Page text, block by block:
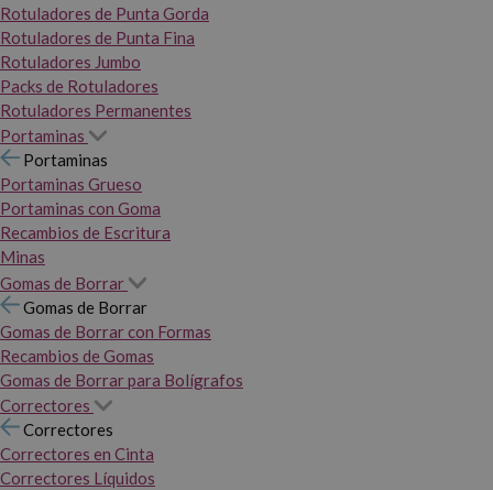
Rotuladores de Punta Gorda
Rotuladores de Punta Fina
Rotuladores Jumbo
Packs de Rotuladores
Rotuladores Permanentes
Portaminas
Portaminas
Portaminas Grueso
Portaminas con Goma
Recambios de Escritura
Minas
Gomas de Borrar
Gomas de Borrar
Gomas de Borrar con Formas
Recambios de Gomas
Gomas de Borrar para Bolígrafos
Correctores
Correctores
Correctores en Cinta
Correctores Líquidos